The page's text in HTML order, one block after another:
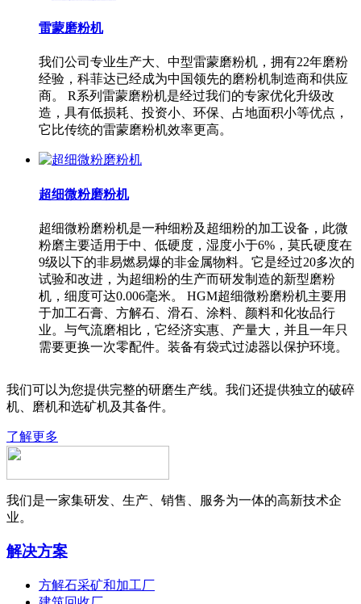
雷蒙磨粉机
我们公司专业生产大、中型雷蒙磨粉机，拥有22年磨粉
经验，科菲达已经成为中国领先的磨粉机制造商和供应
商。 R系列雷蒙磨粉机是经过我们的专家优化升级改
造，具有低损耗、投资小、环保、占地面积小等优点，
它比传统的雷蒙磨粉机效率更高。
超细微粉磨粉机
超细微粉磨粉机是一种细粉及超细粉的加工设备，此微
粉磨主要适用于中、低硬度，湿度小于6%，莫氏硬度在
9级以下的非易燃易爆的非金属物料。它是经过20多次的
试验和改进，为超细粉的生产而研发制造的新型磨粉
机，细度可达0.006毫米。 HGM超细微粉磨粉机主要用
于加工石膏、方解石、滑石、涂料、颜料和化妆品行
业。与气流磨相比，它经济实惠、产量大，并且一年只
需要更换一次零配件。装备有袋式过滤器以保护环境。
我们可以为您提供完整的研磨生产线。我们还提供独立的破碎
机、磨机和选矿机及其备件。
了解更多
我们是一家集研发、生产、销售、服务为一体的高新技术企
业。
解决方案
方解石采矿和加工厂